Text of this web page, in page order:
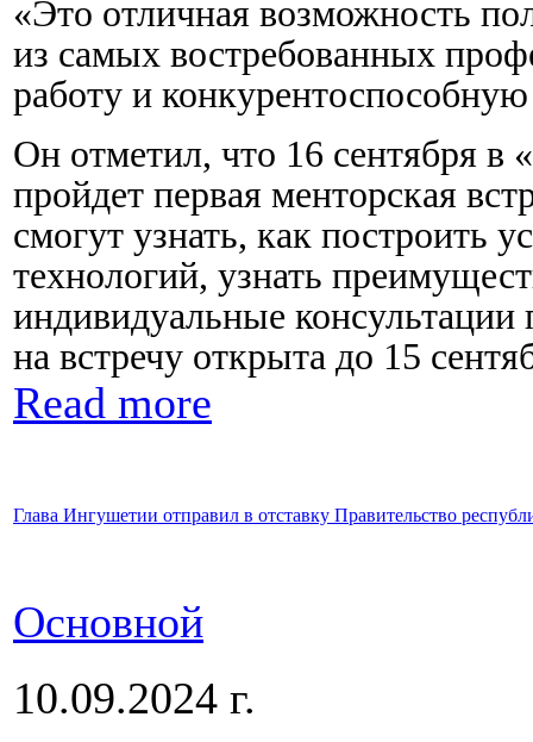
«Это отличная возможность
из самых востребованных
работу и
Он отметил, что 16 сентября в
пройдет первая менторская
смогут узнать, как построить
технологий, узнать
индивидуальные
на встречу открыта до 15
Read more
Глава Ингушетии отправил в отставку Правительство
Основной
10.09.2024 г.